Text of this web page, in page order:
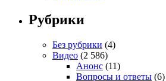
Рубрики
Без рубрики (4)
Видео (2 586)
Анонс (11)
Вопросы и ответы (6)